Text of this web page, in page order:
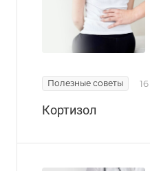
Полезные советы
Кортизол